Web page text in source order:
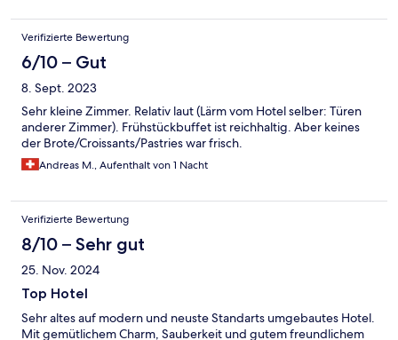
Verifizierte Bewertung
6/10 – Gut
8. Sept. 2023
Sehr kleine Zimmer. Relativ laut (Lärm vom Hotel selber: Türen
anderer Zimmer). Frühstückbuffet ist reichhaltig. Aber keines
der Brote/Croissants/Pastries war frisch.
Andreas M., Aufenthalt von 1 Nacht
Verifizierte Bewertung
8/10 – Sehr gut
25. Nov. 2024
Top Hotel
Sehr altes auf modern und neuste Standarts umgebautes Hotel.
Mit gemütlichem Charm, Sauberkeit und gutem freundlichem